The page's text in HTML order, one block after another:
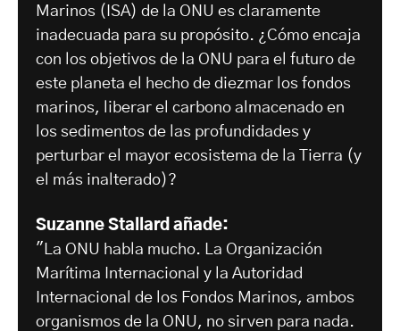
Marinos (ISA) de la ONU es claramente
inadecuada para su propósito. ¿Cómo encaja
con los objetivos de la ONU para el futuro de
este planeta el hecho de diezmar los fondos
marinos, liberar el carbono almacenado en
los sedimentos de las profundidades y
perturbar el mayor ecosistema de la Tierra (y
el más inalterado)?
Suzanne Stallard añade:
"La ONU habla mucho. La Organización
Marítima Internacional y la Autoridad
Internacional de los Fondos Marinos, ambos
organismos de la ONU, no sirven para nada.